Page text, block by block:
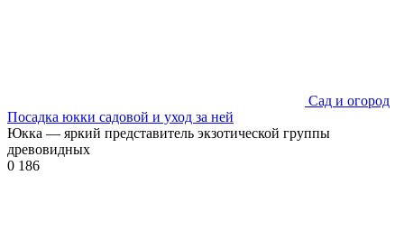
Сад и огород
Посадка юкки садовой и уход за ней
Юкка — яркий представитель экзотической группы
древовидных
0 186